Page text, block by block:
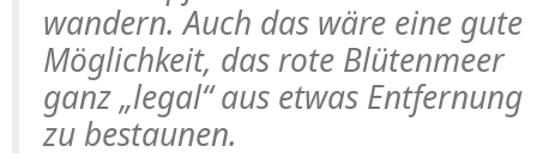
wandern. Auch das wäre eine gute
Möglichkeit, das rote Blütenmeer
ganz „legal“ aus etwas Entfernung
zu bestaunen.